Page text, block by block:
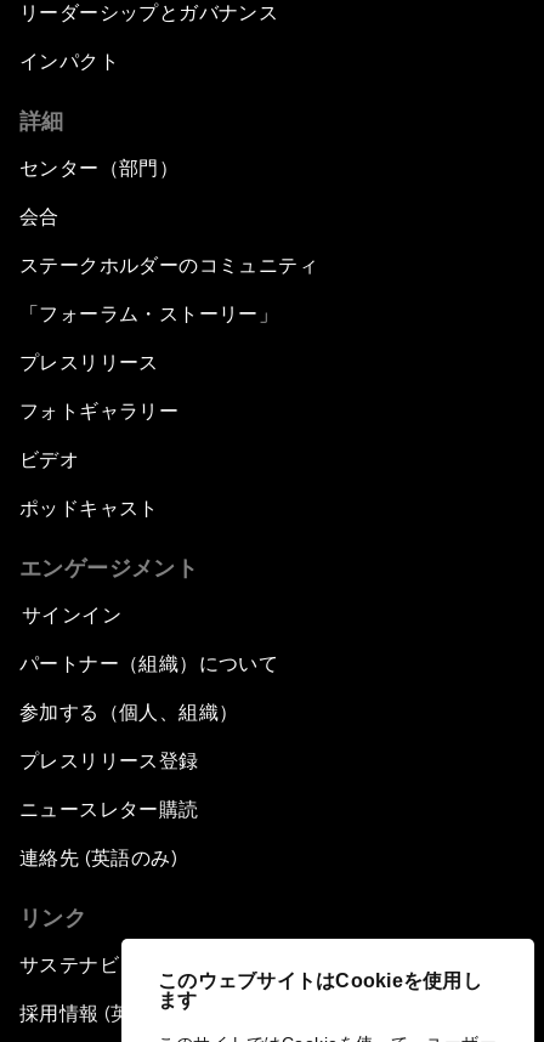
このウェブサイトはCookieを使用し
ます
リーダーシップとガバナンス
インパクト
詳細
センター（部門）
会合
ステークホルダーのコミュニティ
「フォーラム・ストーリー」
プレスリリース
フォトギャラリー
ビデオ
ポッドキャスト
エンゲージメント
サインイン
パートナー（組織）について
参加する（個人、組織）
プレスリリース登録
ニュースレター購読
連絡先 (英語のみ)
リンク
サステナビリティへの取り組み
採用情報 (英語のみ)